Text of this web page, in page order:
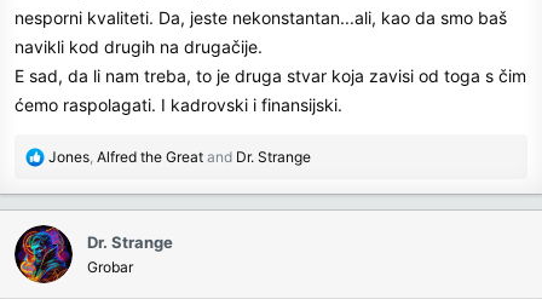
nesporni kvaliteti. Da, jeste nekonstantan...ali, kao da smo baš
navikli kod drugih na drugačije.
E sad, da li nam treba, to je druga stvar koja zavisi od toga s čim
ćemo raspolagati. I kadrovski i finansijski.
R
a
c
t
i
Jones Alfred the Great and Dr. Strange
Dr. Strange
Grobar